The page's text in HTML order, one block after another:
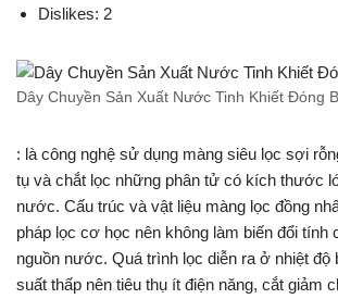
Dislikes: 2
Dây Chuyền Sản Xuất Nước Tinh Khiết Đóng
: là công nghệ sử dụng màng siêu lọc sợi
tụ và chắt lọc những phân tử có kích thước
nước. Cấu trúc và vật liệu màng lọc đồng
pháp lọc cơ học nên không làm biến đổi tính
nguồn nước. Quá trình lọc diễn ra ở nhiệt
suất thấp nên tiêu thụ ít điện năng, cắt giảm